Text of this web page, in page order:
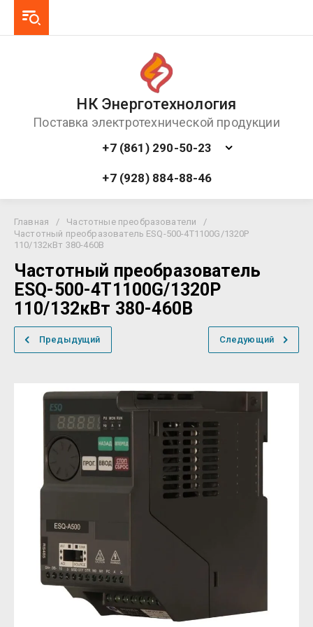
НК Энерготехнология
Поставка электротехнической продукции
+7 (861) 290-50-23
+7 (928) 884-88-46
Главная / Частотные преобразователи
/
Частотный преобразователь ESQ-500-4T1100G/1320P
110/132кВт 380-460В
Частотный преобразователь
ESQ-500-4T1100G/1320P
110/132кВт 380-460В
Предыдущий Следующий